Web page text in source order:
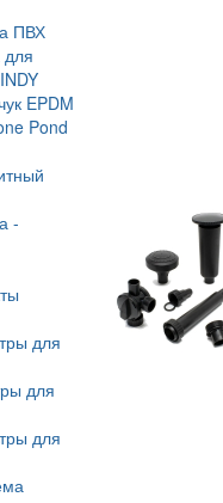
ПВХ
EPDM
Pond
-
для
для
для